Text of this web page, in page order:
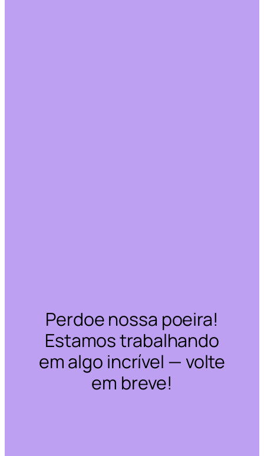
Perdoe nossa poeira!
Estamos trabalhando
em algo incrível — volte
em breve!